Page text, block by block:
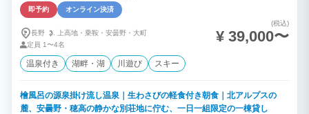
即予約 オンライン決済
長野 上高地・ 乗鞍・ 安曇野・ 大町
定員 1〜4名
(税込)
¥ 39,000〜
温泉付き 湖畔・湖 川遊び スキー
檜風呂の源泉掛け流し温泉｜生わさびの軽食付き朝食｜北アルプスの
麓、安曇野・穂高の静かな別荘地に佇む、一日一組限定の一棟貸し